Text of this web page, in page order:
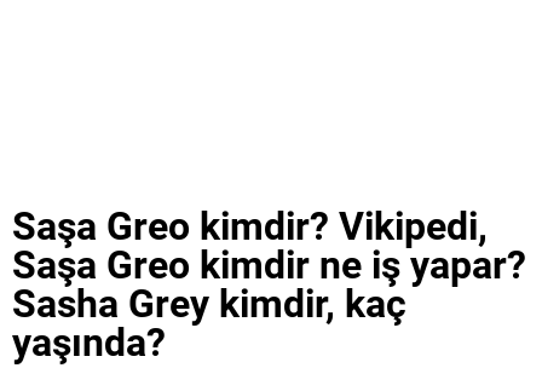
Saşa Greo kimdir? Vikipedi,
Saşa Greo kimdir ne iş yapar?
Sasha Grey kimdir, kaç
yaşında?